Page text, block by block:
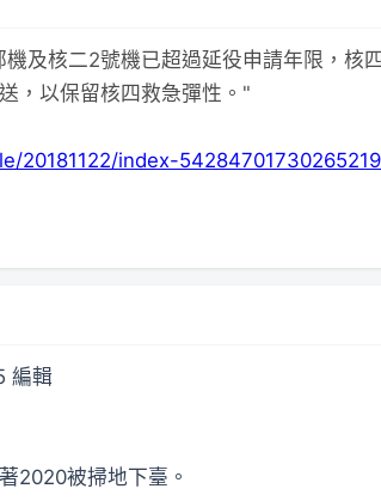
及核二2號機已超過延役申請年限，核
，以保留核四救急彈性。"
20181122/index-
編輯
2020被掃地下臺。